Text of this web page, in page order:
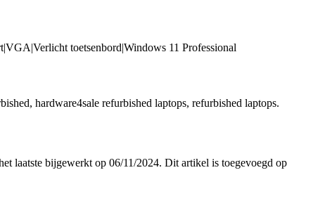
toetsenbord|Windows 11 Professional
hardware4sale refurbished laptops, refurbished laptops.
laatste bijgewerkt op 06/11/2024. Dit artikel is toegevoegd op